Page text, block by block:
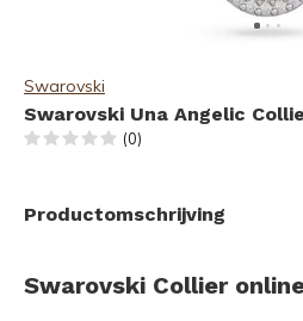
Swarovski
Swarovski Una Angelic
(0)
Productomschrijving
Swarovski Collier